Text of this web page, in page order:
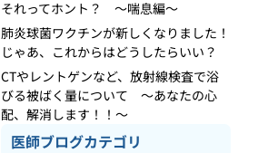
それってホント？ ～喘息編～
肺炎球菌ワクチンが新しくなりました！
じゃあ、これからはどうしたらいい？
CTやレントゲンなど、放射線検査で浴
びる被ばく量について ～あなたの心
配、解消します！！～
医師ブログカテゴリ